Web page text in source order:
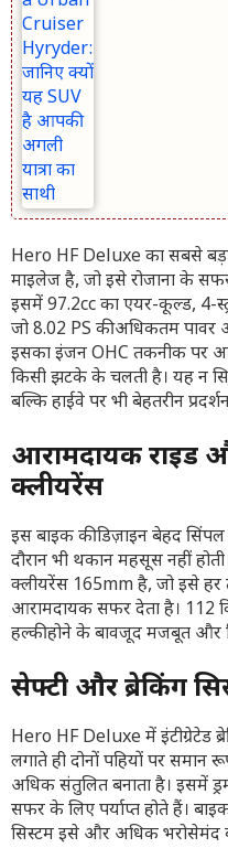
Hero HF Deluxe का सबसे
माइलेज है, जो इसे रोजाना के
इसमें 97.2cc का एयर-कूल्ड, 4-
जो 8.02 PS की अधिकतम पावर
इसका इंजन OHC तकनीक पर
किसी झटके के चलती है। यह न
बल्कि हाईवे पर भी बेहतरीन
आरामदायक राइड
क्लीयरेंस
इस बाइक की डिज़ाइन बेहद
दौरान भी थकान महसूस नहीं
क्लीयरेंस 165mm है, जो इसे
आरामदायक सफर देता है। 112
हल्की होने के बावजूद मजबूत और
सेफ्टी और ब्रेकिंग
Hero HF Deluxe में इंटीग्रेटेड
लगाते ही दोनों पहियों पर समान
अधिक संतुलित बनाता है। इसमें
सफर के लिए पर्याप्त होते हैं।
सिस्टम इसे और अधिक भरोसेमंद